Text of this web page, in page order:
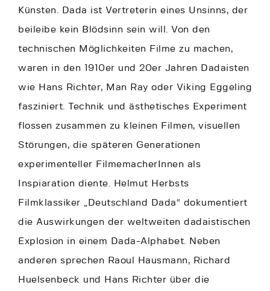
Künsten. Dada ist Vertreterin eines Unsinns, der
beileibe kein Blödsinn sein will. Von den
technischen Möglichkeiten Filme zu machen,
waren in den 1910er und 20er Jahren Dadaisten
wie Hans Richter, Man Ray oder Viking Eggeling
fasziniert. Technik und ästhetisches Experiment
flossen zusammen zu kleinen Filmen, visuellen
Störungen, die späteren Generationen
experimenteller FilmemacherInnen als
Inspiaration diente. Helmut Herbsts
Filmklassiker „Deutschland Dada“ dokumentiert
die Auswirkungen der weltweiten dadaistischen
Explosion in einem Dada-Alphabet. Neben
anderen sprechen Raoul Hausmann, Richard
Huelsenbeck und Hans Richter über die